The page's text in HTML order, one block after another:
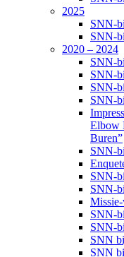
2025
SNN-
SNN-
2020 – 2024
SNN-
SNN-
SNN-
SNN-
Elbow
Buren”
SNN-
SNN-
SNN-
SNN-
SNN-
SNN
SNN